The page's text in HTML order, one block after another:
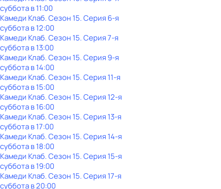
субботав11:00
Камеди Клаб. Сезон 15. Серия 6-я
субботав12:00
Камеди Клаб. Сезон 15. Серия 7-я
субботав13:00
Камеди Клаб. Сезон 15. Серия 9-я
субботав14:00
Камеди Клаб. Сезон 15. Серия 11-я
субботав15:00
Камеди Клаб. Сезон 15. Серия 12-я
субботав16:00
Камеди Клаб. Сезон 15. Серия 13-я
субботав17:00
Камеди Клаб. Сезон 15. Серия 14-я
субботав18:00
Камеди Клаб. Сезон 15. Серия 15-я
субботав19:00
Камеди Клаб. Сезон 15. Серия 17-я
субботав20:00